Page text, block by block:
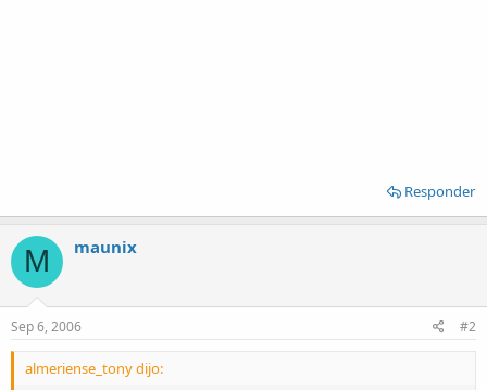
Responder
M maunix
Sep 6, 2006 #2
almeriense_tony dijo: